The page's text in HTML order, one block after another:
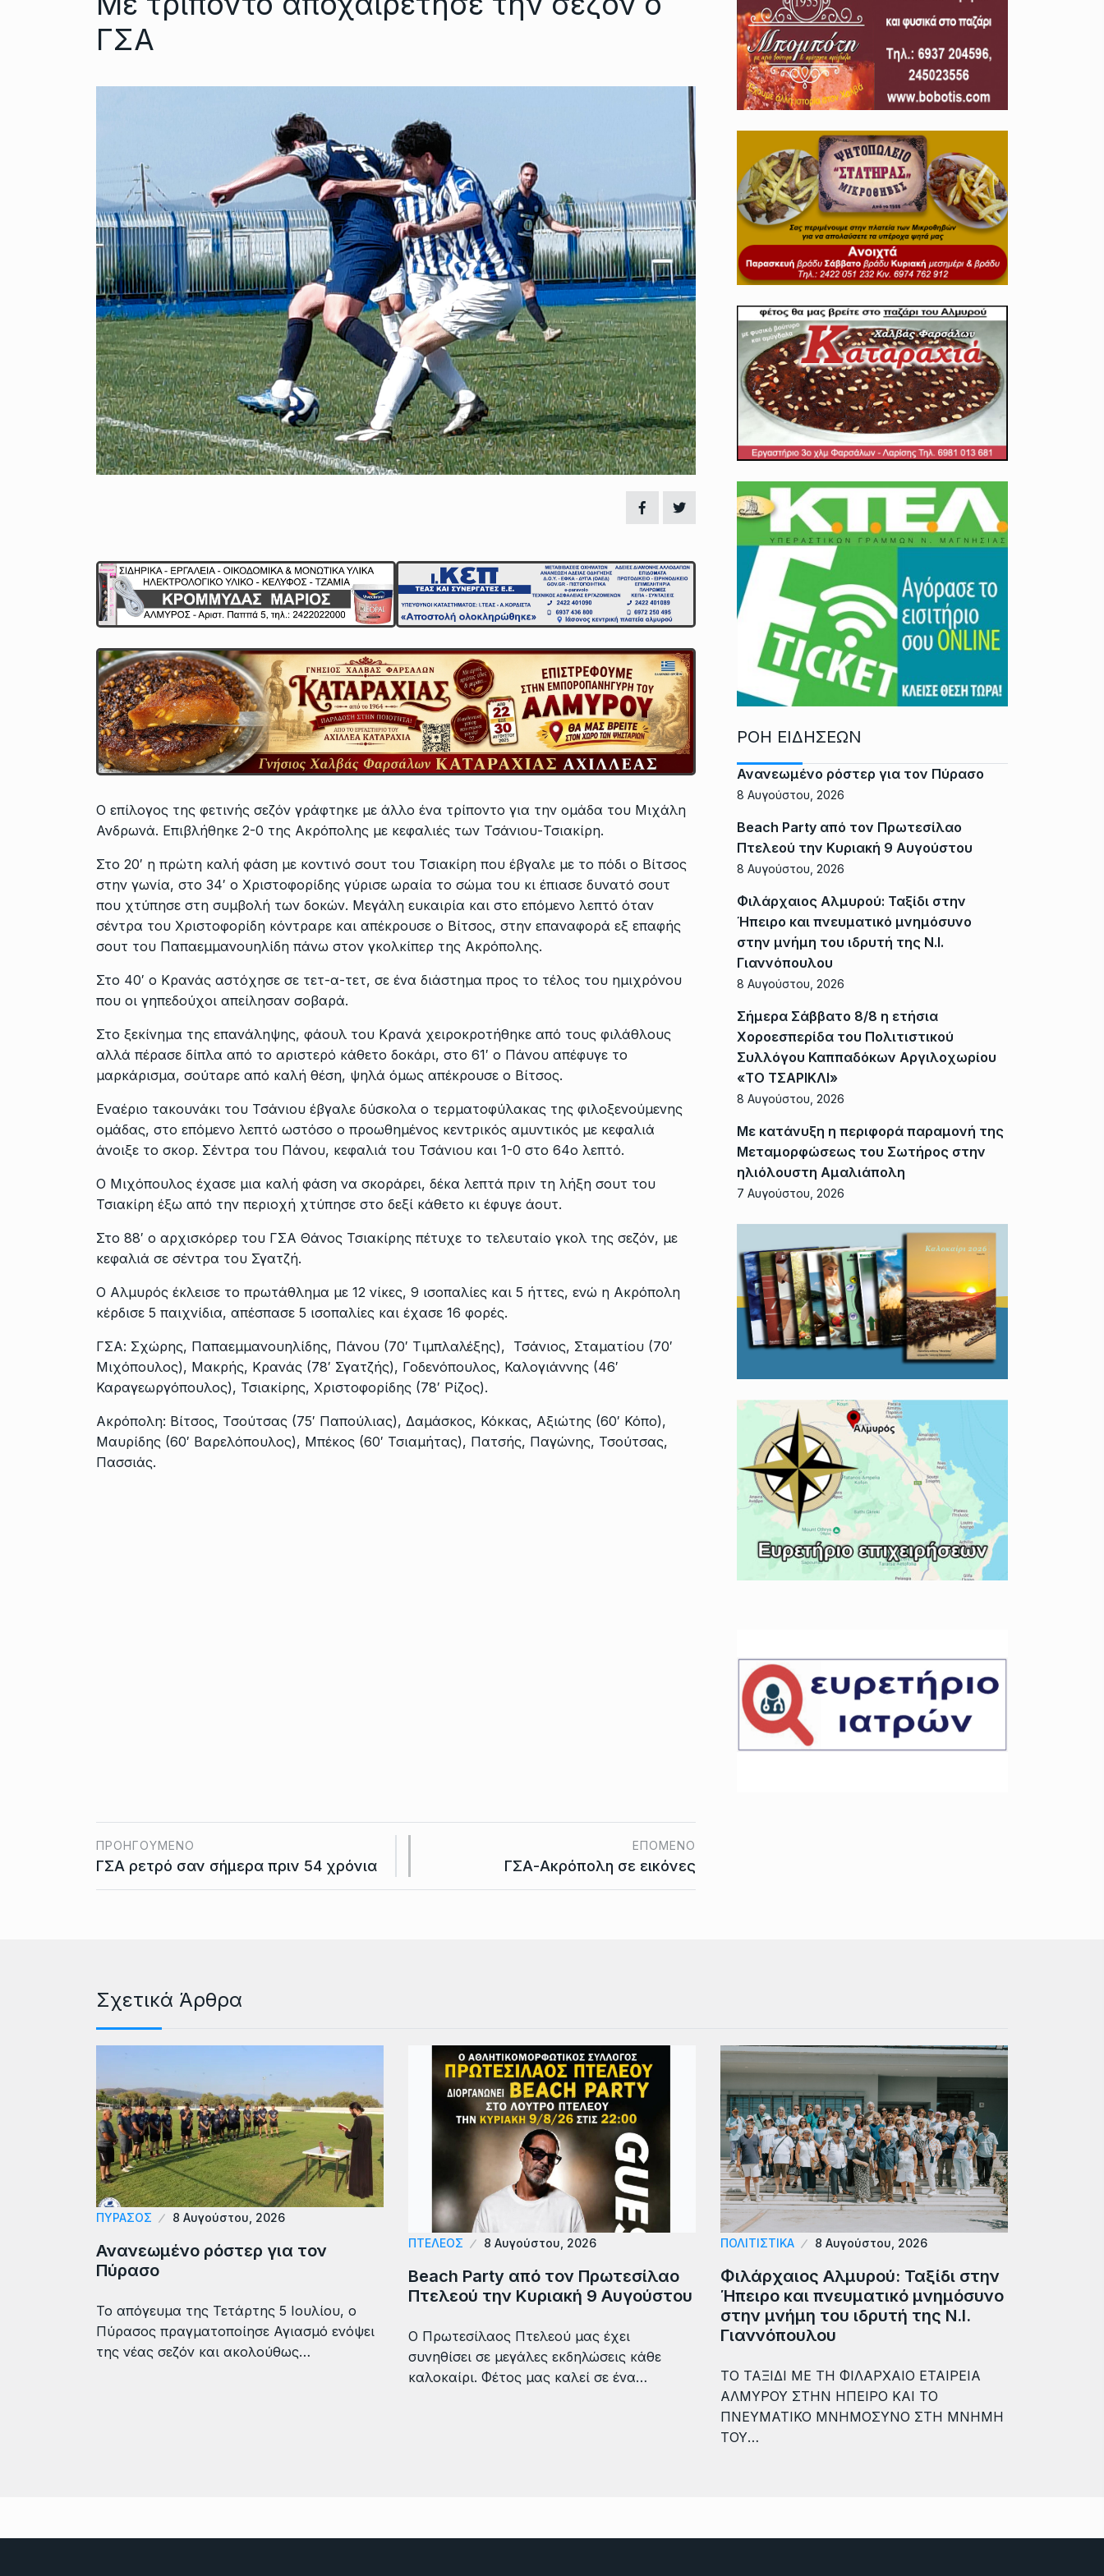
ΓΣΑ
Ο επίλογος της φετινής σεζόν γράφτηκε με άλλο ένα τρίποντο για την ομάδα του Μιχάλη
Ανδρωνά. Επιβλήθηκε 2-0 της Ακρόπολης με κεφαλιές των Τσάνιου-Τσιακίρη.
Στο 20′ η πρώτη καλή φάση με κοντινό σουτ του Τσιακίρη που έβγαλε με το πόδι ο Βίτσος
στην γωνία, στο 34′ ο Χριστοφορίδης γύρισε ωραία το σώμα του κι έπιασε δυνατό σουτ
που χτύπησε στη συμβολή των δοκών. Μεγάλη ευκαιρία και στο επόμενο λεπτό όταν
σέντρα του Χριστοφορίδη κόντραρε και απέκρουσε ο Βίτσος, στην επαναφορά εξ επαφής
σουτ του Παπαεμμανουηλίδη πάνω στον γκολκίπερ της Ακρόπολης.
Στο 40′ ο Κρανάς αστόχησε σε τετ-α-τετ, σε ένα διάστημα προς το τέλος του ημιχρόνου
που οι γηπεδούχοι απείλησαν σοβαρά.
Στο ξεκίνημα της επανάληψης, φάουλ του Κρανά χειροκροτήθηκε από τους φιλάθλους
αλλά πέρασε δίπλα από το αριστερό κάθετο δοκάρι, στο 61′ ο Πάνου απέφυγε το
μαρκάρισμα, σούταρε από καλή θέση, ψηλά όμως απέκρουσε ο Βίτσος.
Εναέριο τακουνάκι του Τσάνιου έβγαλε δύσκολα ο τερματοφύλακας της φιλοξενούμενης
ομάδας, στο επόμενο λεπτό ωστόσο ο προωθημένος κεντρικός αμυντικός με κεφαλιά
άνοιξε το σκορ. Σέντρα του Πάνου, κεφαλιά του Τσάνιου και 1-0 στο 64ο λεπτό.
Ο Μιχόπουλος έχασε μια καλή φάση να σκοράρει, δέκα λεπτά πριν τη λήξη σουτ του
Τσιακίρη έξω από την περιοχή χτύπησε στο δεξί κάθετο κι έφυγε άουτ.
Στο 88′ ο αρχισκόρερ του ΓΣΑ Θάνος Τσιακίρης πέτυχε το τελευταίο γκολ της σεζόν, με
κεφαλιά σε σέντρα του Σγατζή.
Ο Αλμυρός έκλεισε το πρωτάθλημα με 12 νίκες, 9 ισοπαλίες και 5 ήττες, ενώ η Ακρόπολη
κέρδισε 5 παιχνίδια, απέσπασε 5 ισοπαλίες και έχασε 16 φορές.
ΓΣΑ: Σχώρης, Παπαεμμανουηλίδης, Πάνου (70′ Τιμπλαλέξης), Τσάνιος, Σταματίου (70′
Μιχόπουλος), Μακρής, Κρανάς (78′ Σγατζής), Γοδενόπουλος, Καλογιάννης (46′
Καραγεωργόπουλος), Τσιακίρης, Χριστοφορίδης (78′ Ρίζος).
Ακρόπολη: Βίτσος, Τσούτσας (75′ Παπούλιας), Δαμάσκος, Κόκκας, Αξιώτης (60′ Κόπο),
Μαυρίδης (60′ Βαρελόπουλος), Μπέκος (60′ Τσιαμήτας), Πατσής, Παγώνης, Τσούτσας,
Πασσιάς.
ΠΡΟΗΓΟΎΜΕΝΟ
ΓΣΑ ρετρό σαν σήμερα πριν 54 χρόνια
ΕΠΌΜΕΝΟ
ΓΣΑ-Ακρόπολη σε εικόνες
ΡΟΗ ΕΙΔΗΣΕΩΝ
Ανανεωμένο ρόστερ για τον Πύρασο
8 Αυγούστου, 2026
Beach Party από τον Πρωτεσίλαο
Πτελεού την Κυριακή 9 Αυγούστου
8 Αυγούστου, 2026
Φιλάρχαιος Αλμυρού: Ταξίδι στην
Ήπειρο και πνευματικό μνημόσυνο
στην μνήμη του ιδρυτή της Ν.Ι.
Γιαννόπουλου
8 Αυγούστου, 2026
Σήμερα Σάββατο 8/8 η ετήσια
Χοροεσπερίδα του Πολιτιστικού
Συλλόγου Καππαδόκων Αργιλοχωρίου
«ΤΟ ΤΣΑΡΙΚΛΙ»
8 Αυγούστου, 2026
Με κατάνυξη η περιφορά παραμονή της
Μεταμορφώσεως του Σωτήρος στην
ηλιόλουστη Αμαλιάπολη
7 Αυγούστου, 2026
Σχετικά Άρθρα
ΠΎΡΑΣΟΣ 8 Αυγούστου, 2026
Ανανεωμένο ρόστερ για τον
Πύρασο
Το απόγευμα της Τετάρτης 5 Ιουλίου, ο
Πύρασος πραγματοποίησε Αγιασμό ενόψει
της νέας σεζόν και ακολούθως…
ΠΤΕΛΕΟΣ 8 Αυγούστου, 2026
Beach Party από τον Πρωτεσίλαο
Πτελεού την Κυριακή 9 Αυγούστου
Ο Πρωτεσίλαος Πτελεού μας έχει
συνηθίσει σε μεγάλες εκδηλώσεις κάθε
καλοκαίρι. Φέτος μας καλεί σε ένα…
ΠΟΛΙΤΙΣΤΙΚΑ 8 Αυγούστου, 2026
Φιλάρχαιος Αλμυρού: Ταξίδι στην
Ήπειρο και πνευματικό μνημόσυνο
στην μνήμη του ιδρυτή της Ν.Ι.
Γιαννόπουλου
ΤΟ ΤΑΞΙΔΙ ΜΕ ΤΗ ΦΙΛΑΡΧΑΙΟ ΕΤΑΙΡΕΙΑ
ΑΛΜΥΡΟΥ ΣΤΗΝ ΗΠΕΙΡΟ ΚΑΙ ΤΟ
ΠΝΕΥΜΑΤΙΚΟ ΜΝΗΜΟΣΥΝΟ ΣΤΗ ΜΝΗΜΗ
ΤΟΥ…